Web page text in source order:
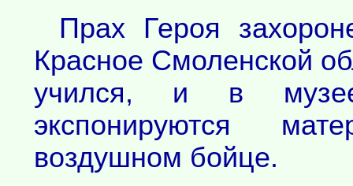
Прах Героя
Красное Смоленской
учился, и в
экспонируются
воздушном бойце.